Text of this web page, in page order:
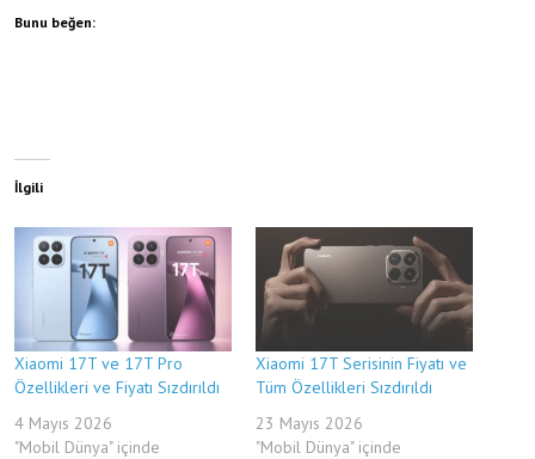
Bunu beğen:
İlgili
Xiaomi 17T ve 17T Pro
Özellikleri ve Fiyatı Sızdırıldı
4 Mayıs 2026
"Mobil Dünya" içinde
Xiaomi 17T Serisinin Fiyatı ve
Tüm Özellikleri Sızdırıldı
23 Mayıs 2026
"Mobil Dünya" içinde